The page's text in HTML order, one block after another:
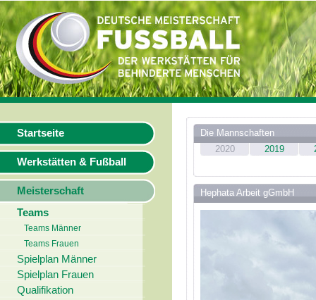
Startseite
Werkstätten & Fußball
Meisterschaft
Teams
Teams Männer
Teams Frauen
Spielplan Männer
Spielplan Frauen
Qualifikation
Die Mannschaften
2020
2019
Hephata Arbeit gGmbH